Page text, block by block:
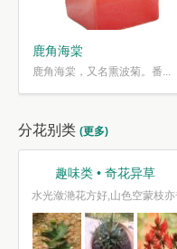
鹿角海棠
鹿角海棠，又名熏波菊。番...
分花别类 (更多)
趣味类 • 奇花异草
水光潋滟花方好,山色空蒙枝亦